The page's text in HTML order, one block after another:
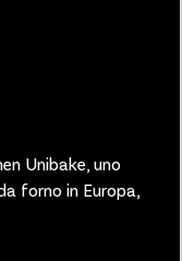
Unibake, uno
forno in Europa,